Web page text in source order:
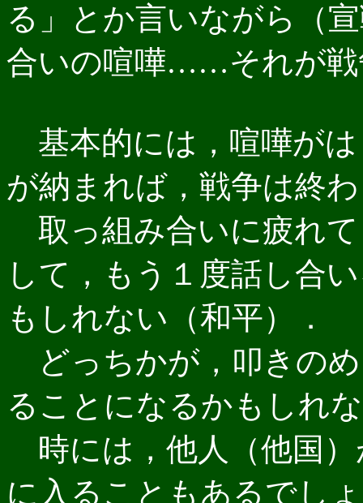
る」とか言いながら（
合いの喧嘩……それが戦
基本的には，喧嘩が
が納まれば，戦争は終
取っ組み合いに疲れ
して，もう１度話し合
もしれない（和平）．
どっちかが，叩きの
ることになるかもしれ
時には，他人（他国
に入ることもあるでし